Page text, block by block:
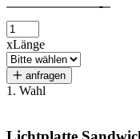
xLänge
anfragen
1. Wahl